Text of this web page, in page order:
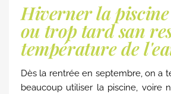
Hiverner la
ou trop tard san
température de
Dès la rentrée en septembre, on a
beaucoup utiliser la piscine, voire